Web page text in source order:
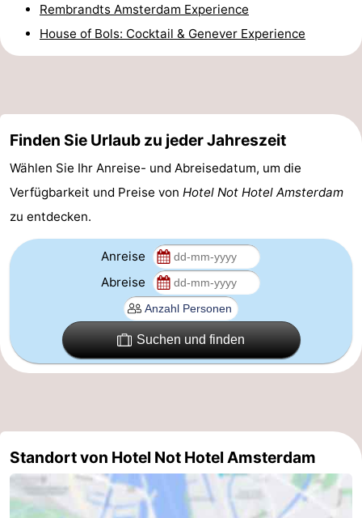
Rembrandts Amsterdam Experience
House of Bols: Cocktail & Genever Experience
Finden Sie Urlaub zu jeder Jahreszeit
Wählen Sie Ihr Anreise- und Abreisedatum, um die
Verfügbarkeit und Preise von Hotel Not Hotel Amsterdam
zu entdecken.
Anreise
Abreise
Suchen und finden
Standort von Hotel Not Hotel Amsterdam